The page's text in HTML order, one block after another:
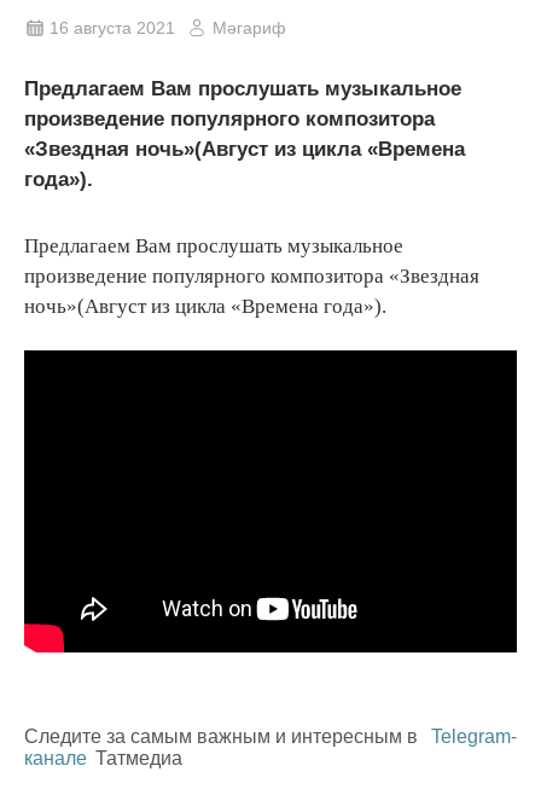
16 августа 2021 Мәгариф
Предлагаем Вам прослушать музыкальное
произведение популярного композитора
«Звездная ночь»(Август из цикла «Времена
года»).
Предлагаем Вам прослушать музыкальное
произведение популярного композитора «Звездная
ночь»(Август из цикла «Времена года»).
Следите за самым важным и интересным в
Telegram-
канале Татмедиа